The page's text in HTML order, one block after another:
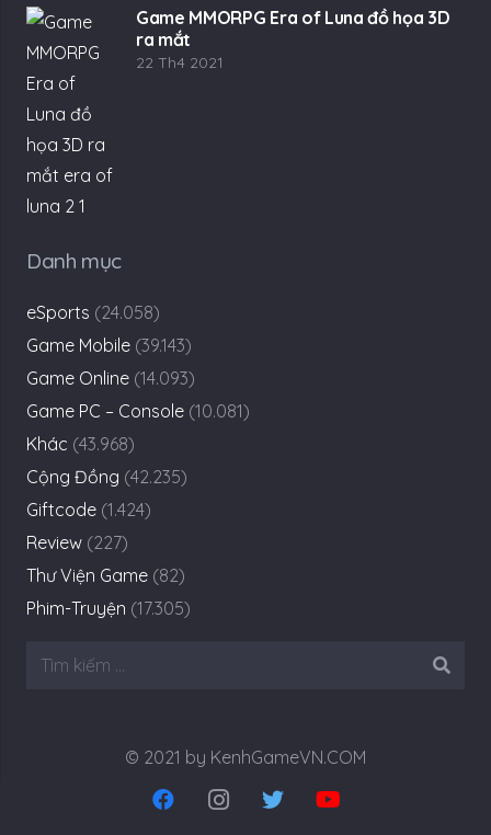
Game MMORPG Era of Luna đồ họa 3D
ra mắt
22 Th4 2021
Danh mục
eSports (24.058)
Game Mobile (39.143)
Game Online (14.093)
Game PC – Console (10.081)
Khác (43.968)
Cộng Đồng (42.235)
Giftcode (1.424)
Review (227)
Thư Viện Game (82)
Phim-Truyện (17.305)
Tìm
© 2021 by KenhGameVN.COM